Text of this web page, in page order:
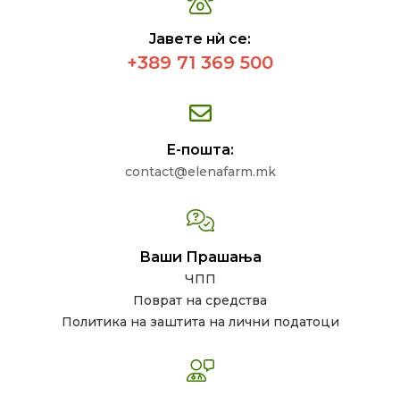
Јавете нѝ се:
+389 71 369 500
Е-пошта:
contact@elenafarm.mk
Ваши Прашања
ЧПП
Поврат на средства
Политика на заштита на лични податоци